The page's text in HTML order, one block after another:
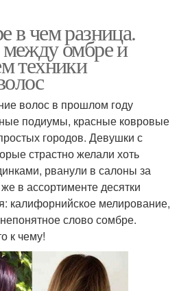
в чем разница.
между омбре и
техники
волос в прошлом году
подиумы, красные ковровые
городов. Девушки с
страстно желали хоть
рванули в салоны за
в ассортименте десятки
калифорнийское мелирование,
слово сомбре.
к чему!